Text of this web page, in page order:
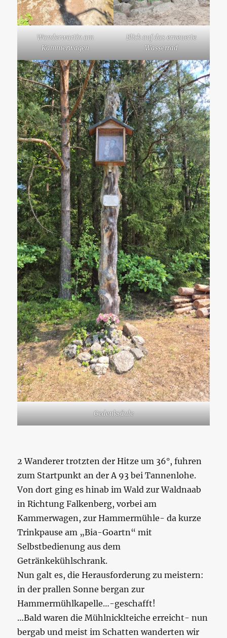
Wanderwartin am
Kammerwagen
Blick auf das erneuerte
Wasserrad
Gedenksäule
2 Wanderer trotzten der Hitze um 36°, fuhren
zum Startpunkt an der A 93 bei Tannenlohe.
Von dort ging es hinab im Wald zur Waldnaab
in Richtung Falkenberg, vorbei am
Kammerwagen, zur Hammermühle- da kurze
Trinkpause am „Bia-Goartn“ mit
Selbstbedienung aus dem
Getränkekühlschrank.
Nun galt es, die Herausforderung zu meistern:
in der prallen Sonne bergan zur
Hammermühlkapelle…-geschafft!
…Bald waren die Mühlnicklteiche erreicht- nun
bergab und meist im Schatten wanderten wir